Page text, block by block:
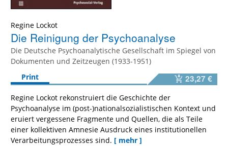
Regine Lockot
Die Reinigung der Psychoanalyse
Die Deutsche Psychoanalytische Gesellschaft im Spiegel von
Dokumenten und Zeitzeugen (1933-1951)
Print
23,27 €
Regine Lockot rekonstruiert die Geschichte der
Psychoanalyse im (post-)nationalsozialistischen Kontext und
eruiert vergessene Fragmente und Quellen, die als Teile
einer kollektiven Amnesie Ausdruck eines institutionellen
Verarbeitungsprozesses sind. [ mehr ]